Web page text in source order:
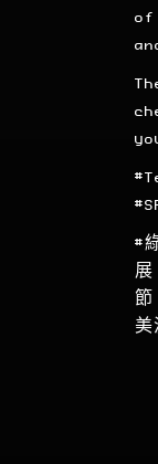
of
#
展
節
美